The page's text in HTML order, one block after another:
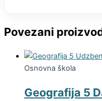
Povezani
Osnovna škola
Geografija 5